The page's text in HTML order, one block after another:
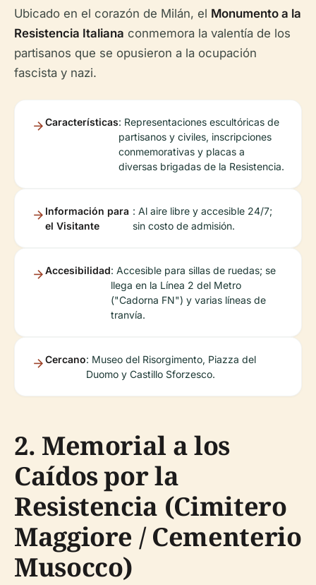
Ubicado en el corazón de Milán, el Monumento a la
Resistencia Italiana conmemora la valentía de los
partisanos que se opusieron a la ocupación
fascista y nazi.
Características: Representaciones escultóricas de
partisanos y civiles, inscripciones
conmemorativas y placas a
diversas brigadas de la Resistencia.
Información para
el Visitante
: Al aire libre y accesible 24/7;
sin costo de admisión.
Accesibilidad: Accesible para sillas de ruedas; se
llega en la Línea 2 del Metro
("Cadorna FN") y varias líneas de
tranvía.
Cercano: Museo del Risorgimento, Piazza del
Duomo y Castillo Sforzesco.
2. Memorial a los
Caídos por la
Resistencia (Cimitero
Maggiore / Cementerio
Musocco)